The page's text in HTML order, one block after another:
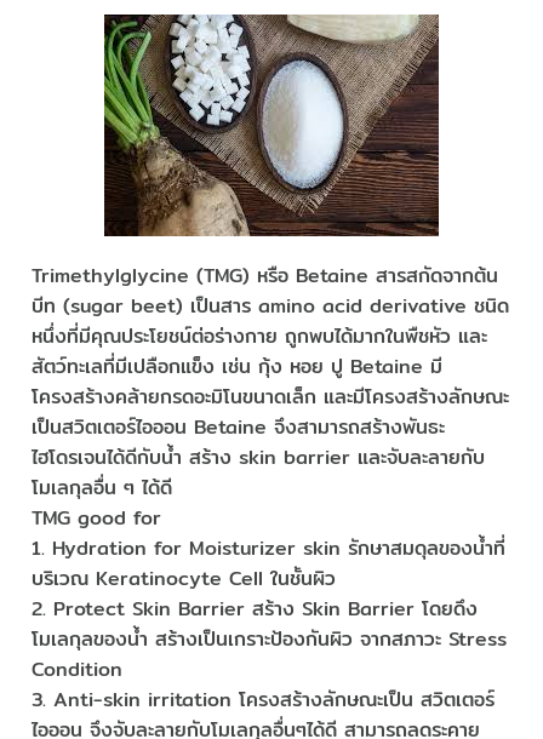
Trimethylglycine (TMG) หรือ Betaine สารสกัดจากต้น
บีท (sugar beet) เป็นสาร amino acid derivative ชนิด
หนึ่งที่มีคุณประโยชน์ต่อร่างกาย ถูกพบได้มากในพืชหัว และ
สัตว์ทะเลที่มีเปลือกแข็ง เช่น กุ้ง หอย ปู Betaine มี
โครงสร้างคล้ายกรดอะมิโนขนาดเล็ก และมีโครงสร้างลักษณะ
เป็นสวิตเตอร์ไอออน Betaine จึงสามารถสร้างพันธะ
ไฮโดรเจนได้ดีกับน้ำ สร้าง skin barrier และจับละลายกับ
โมเลกุลอื่น ๆ ได้ดี
TMG good for
1. Hydration for Moisturizer skin รักษาสมดุลของน้ำที่
บริเวณ Keratinocyte Cell ในชั้นผิว
2. Protect Skin Barrier สร้าง Skin Barrier โดยดึง
โมเลกุลของน้ำ สร้างเป็นเกราะป้องกันผิว จากสภาวะ Stress
Condition
3. Anti-skin irritation โครงสร้างลักษณะเป็น สวิตเตอร์
ไอออน จึงจับละลายกับโมเลกุลอื่นๆได้ดี สามารถลดระคาย